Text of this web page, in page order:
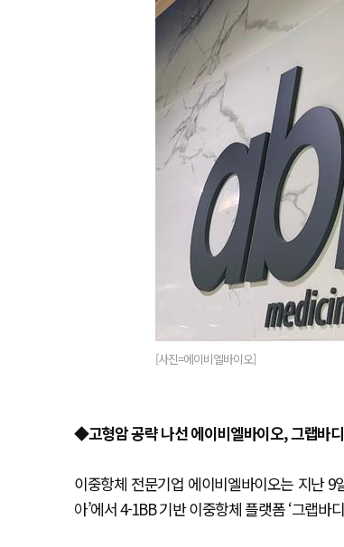
[사진=에이비엘바이오]
◆고형암 공략 나선 에이비엘바이오, 그랩바
이중항체 전문기업 에이비엘바이오는 지난
아’에서 4-1BB 기반 이중항체 플랫폼 ‘그랩